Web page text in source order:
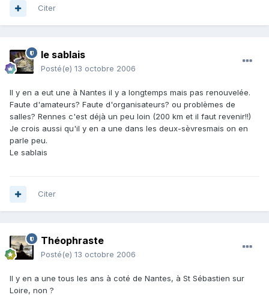
Citer
le sablais
Posté(e) 13 octobre 2006
Il y en a eut une à Nantes il y a longtemps mais pas renouvelée.
Faute d'amateurs? Faute d'organisateurs? ou problèmes de
salles? Rennes c'est déjà un peu loin (200 km et il faut revenir!!)
Je crois aussi qu'il y en a une dans les deux-sèvresmais on en
parle peu.
Le sablais
Citer
Théophraste
Posté(e) 13 octobre 2006
Il y en a une tous les ans à coté de Nantes, à St Sébastien sur
Loire, non ?